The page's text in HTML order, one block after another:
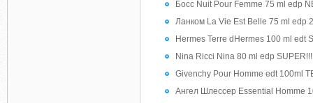
Босс Nuit Pour Femme 75 ml edp
Ланком La Vie Est Belle 75 ml edp
Hermes Terre dHermes 100 ml edt
Nina Ricci Nina 80 ml edp SUPER!!!
Givenchy Pour Homme edt 100ml
Ангел Шлессер Essential Homme